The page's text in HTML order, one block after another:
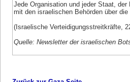
Jede Organisation und jeder Staat,
mit den israelischen Behörden über die
(Israelische Verteidigungsstreitkräfte,
Quelle: Newsletter der israelischen